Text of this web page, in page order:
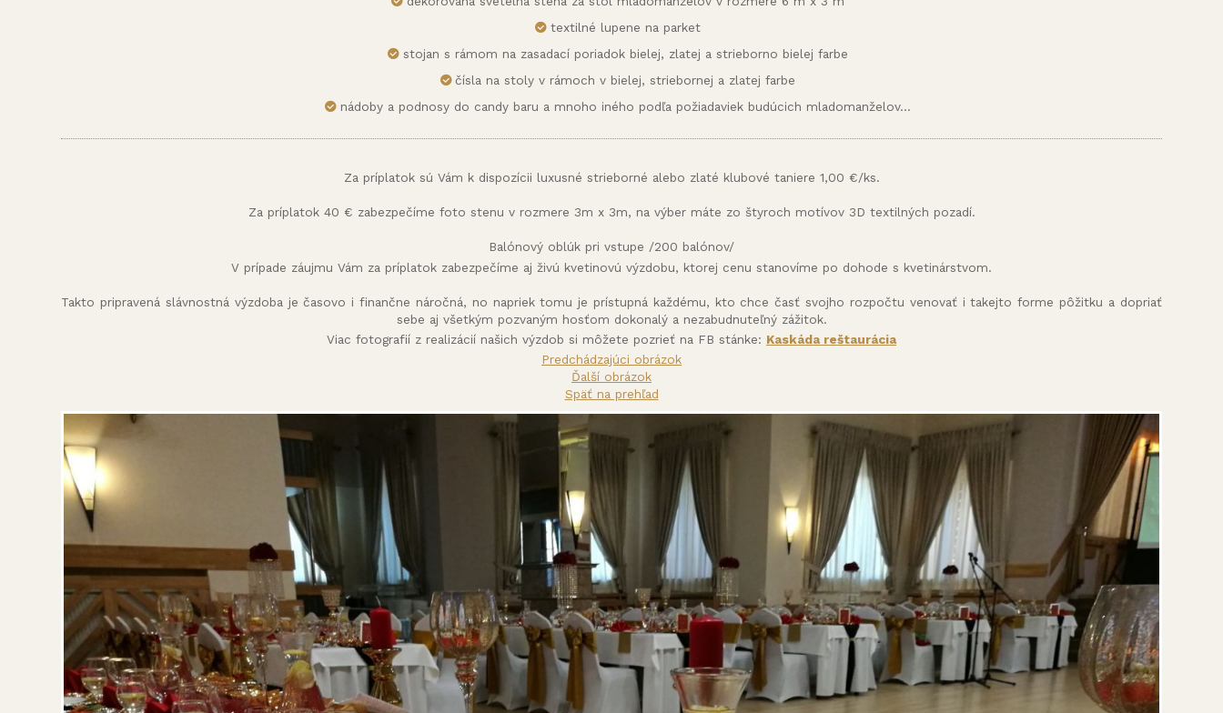
textilné lupene na parket
stojan s rámom na zasadací poriadok bielej, zlatej a strieborno bielej farbe
čísla na stoly v rámoch v bielej, striebornej a zlatej farbe
nádoby a podnosy do candy baru a mnoho iného podľa požiadaviek budúcich mladomanželov...
Za príplatok sú Vám k dispozícii luxusné strieborné alebo zlaté klubové taniere 1,00 €/ks.
Za príplatok 40 € zabezpečíme foto stenu v rozmere 3m x 3m, na výber máte zo štyroch motívov 3D textilných pozadí.
Balónový oblúk pri vstupe /200 balónov/
V prípade záujmu Vám za príplatok zabezpečíme aj živú kvetinovú výzdobu, ktorej cenu stanovíme po dohode s kvetinárstvom.
Takto pripravená slávnostná výzdoba je časovo i finančne náročná, no napriek tomu je prístupná každému, kto chce časť svojho rozpočtu venovať i takejto forme pôžitku a dopriať
sebe aj všetkým pozvaným hosťom dokonalý a nezabudnuteľný zážitok.
Viac fotografií z realizácií našich výzdob si môžete pozrieť na FB stánke: Kaskáda reštaurácia
Predchádzajúci obrázok
Ďalší obrázok
Späť na prehľad